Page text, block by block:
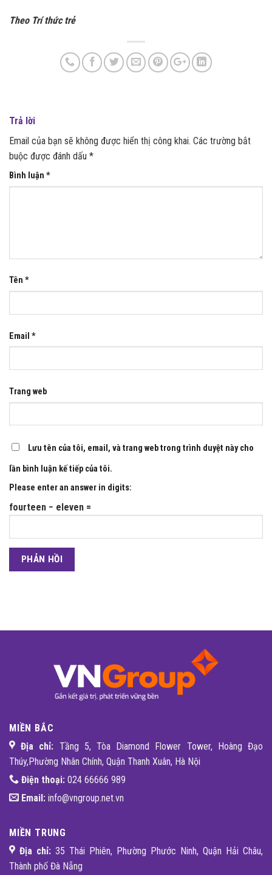
Theo Trí thức trẻ
Trả lời
Email của bạn sẽ không được hiển thị công khai. Các trường bắt
buộc được đánh dấu *
Bình luận *
Tên *
Email *
Trang web
Lưu tên của tôi, email, và trang web trong trình duyệt này cho
lần bình luận kế tiếp của tôi.
Please enter an answer in digits:
fourteen − eleven =
MIỀN BẮC
Địa chỉ: Tầng 5, Tòa Diamond Flower Tower, Hoàng Đạo
Thúy,Phường Nhân Chính, Quận Thanh Xuân, Hà Nội
Điện thoại: 024 66666 989
Email: info@vngroup.net.vn
MIỀN TRUNG
Địa chỉ: 35 Thái Phiên, Phường Phước Ninh, Quận Hải Châu,
Thành phố Đà Nẵng